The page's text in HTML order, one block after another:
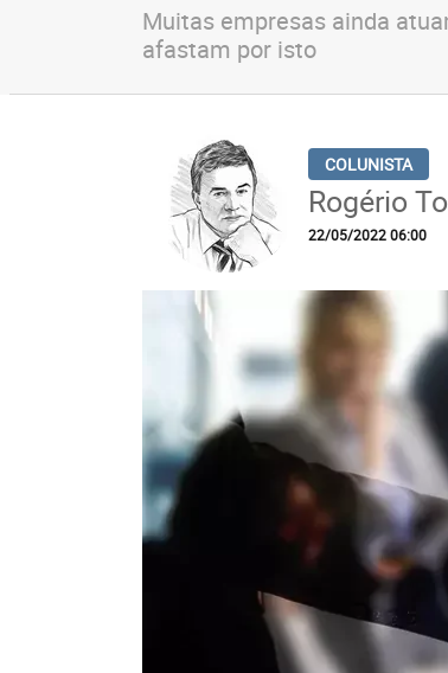
Muitas empresas ainda
afastam por isto
Rogério
22/05/2022 06:00